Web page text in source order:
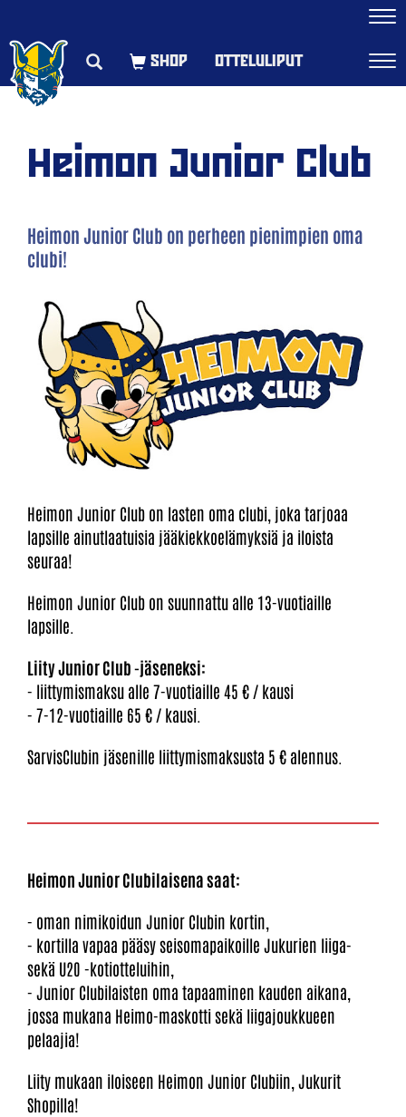
OTTELULIPUT
Heimon Junior Club
Heimon Junior Club on perheen pienimpien oma
clubi!
Heimon Junior Club on lasten oma clubi, joka tarjoaa
lapsille ainutlaatuisia jääkiekkoelämyksiä ja iloista
seuraa!
Heimon Junior Club on suunnattu alle 13-vuotiaille
lapsille.
Liity Junior Club -jäseneksi:
- liittymismaksu alle 7-vuotiaille 45 € / kausi
- 7-12-vuotiaille 65 € / kausi.
SarvisClubin jäsenille liittymismaksusta 5 € alennus.
Heimon Junior Clubilaisena saat:
- oman nimikoidun Junior Clubin kortin,
- kortilla vapaa pääsy seisomapaikoille Jukurien liiga-
sekä U20 -kotiotteluihin,
- Junior Clubilaisten oma tapaaminen kauden aikana,
jossa mukana Heimo-maskotti sekä liigajoukkueen
pelaajia!
Liity mukaan iloiseen Heimon Junior Clubiin, Jukurit
Shopilla!